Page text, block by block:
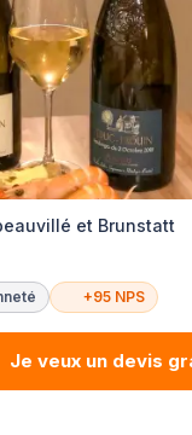
et Brunstatt
+95 NPS
Je veux un devis